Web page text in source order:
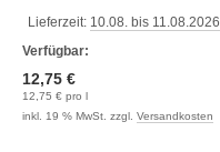
Lieferzeit: 10.08. bis 11.08.2026
Verfügbar:
12,75 €
12,75 € pro l
inkl. 19 % MwSt. zzgl. Versandkosten